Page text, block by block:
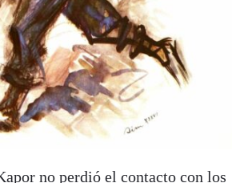
no perdió el contacto con los